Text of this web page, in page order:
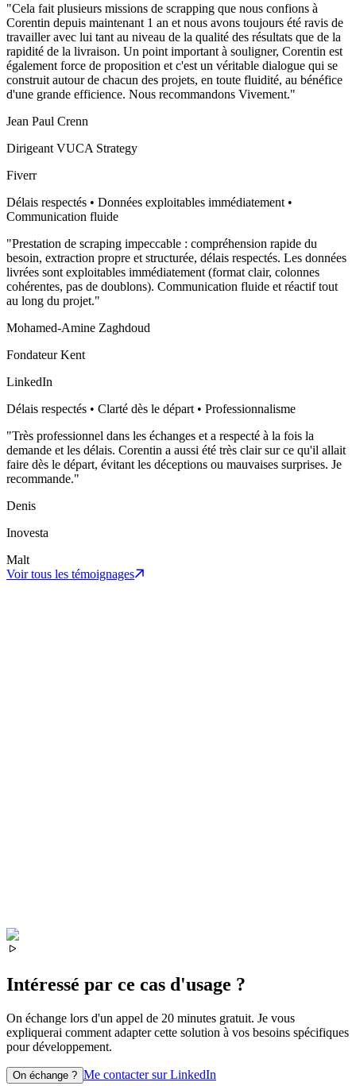
"Cela fait plusieurs missions de scrapping que nous confions à
Corentin depuis maintenant 1 an et nous avons toujours été ravis de
travailler avec lui tant au niveau de la qualité des résultats que de la
rapidité de la livraison. Un point important à souligner, Corentin est
également force de proposition et c'est un véritable dialogue qui se
construit autour de chacun des projets, en toute fluidité, au bénéfice
d'une grande efficience. Nous recommandons Vivement."
Jean Paul Crenn
Dirigeant VUCA Strategy
Fiverr
Délais respectés • Données exploitables immédiatement •
Communication fluide
"Prestation de scraping impeccable : compréhension rapide du
besoin, extraction propre et structurée, délais respectés. Les données
livrées sont exploitables immédiatement (format clair, colonnes
cohérentes, pas de doublons). Communication fluide et réactif tout
au long du projet."
Mohamed-Amine Zaghdoud
Fondateur Kent
LinkedIn
Délais respectés • Clarté dès le départ • Professionnalisme
"Très professionnel dans les échanges et a respecté à la fois la
demande et les délais. Corentin a aussi été très clair sur ce qu'il allait
faire dès le départ, évitant les déceptions ou mauvaises surprises. Je
recommande."
Denis
Inovesta
Malt
Voir tous les témoignages
Intéressé par ce cas d'usage ?
On échange lors d'un appel de 20 minutes gratuit. Je vous
expliquerai comment adapter cette solution à vos besoins spécifiques
pourdéveloppement.
On échange ? Me contacter sur LinkedIn